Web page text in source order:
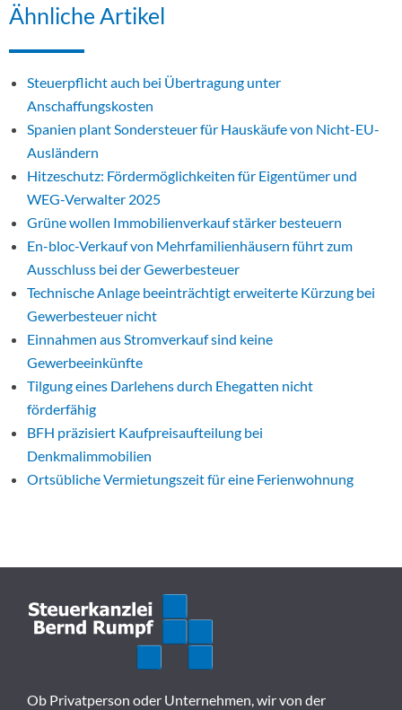
Ähnliche Artikel
Steuerpflicht auch bei Übertragung unter
Anschaffungskosten
Spanien plant Sondersteuer für Hauskäufe von Nicht-EU-
Ausländern
Hitzeschutz: Fördermöglichkeiten für Eigentümer und
WEG-Verwalter 2025
Grüne wollen Immobilienverkauf stärker besteuern
En-bloc-Verkauf von Mehrfamilienhäusern führt zum
Ausschluss bei der Gewerbesteuer
Technische Anlage beeinträchtigt erweiterte Kürzung bei
Gewerbesteuer nicht
Einnahmen aus Stromverkauf sind keine
Gewerbeeinkünfte
Tilgung eines Darlehens durch Ehegatten nicht
förderfähig
BFH präzisiert Kaufpreisaufteilung bei
Denkmalimmobilien
Ortsübliche Vermietungszeit für eine Ferienwohnung
Ob Privatperson oder Unternehmen, wir von der